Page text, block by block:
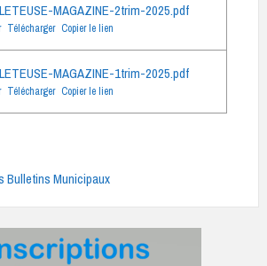
MAGAZINE-2trim-2025.pdf
Télécharger Copier le lien
MAGAZINE-1trim-2025.pdf
Télécharger Copier le lien
Bulletins Municipaux